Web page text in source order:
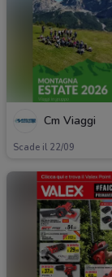
Cm Viaggi
Scade il 22/09